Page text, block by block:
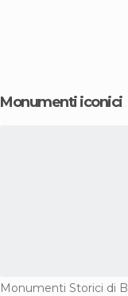
Monumenti iconici
Monumenti Storici di